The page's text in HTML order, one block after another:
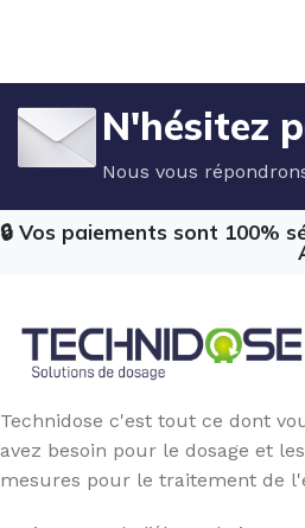
N'hésitez
Nous vous
🔒 Vos paiements sont 100%
Technidose c'est tout ce dont
avez besoin pour le dosage et les
mesures pour le traitement de